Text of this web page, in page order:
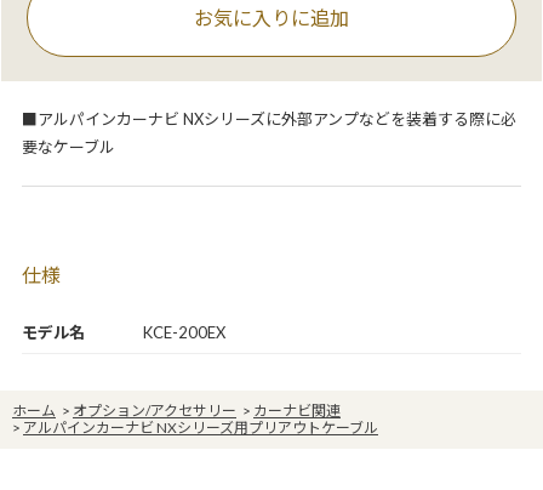
モデル名 KCE-200EX
お気に入りに追加
■アルパインカーナビ NXシリーズに外部アンプなどを装着する際に必
要なケーブル
仕様
ホーム > オプション/アクセサリー > カーナビ関連
> アルパインカーナビ NXシリーズ用プリアウトケーブル